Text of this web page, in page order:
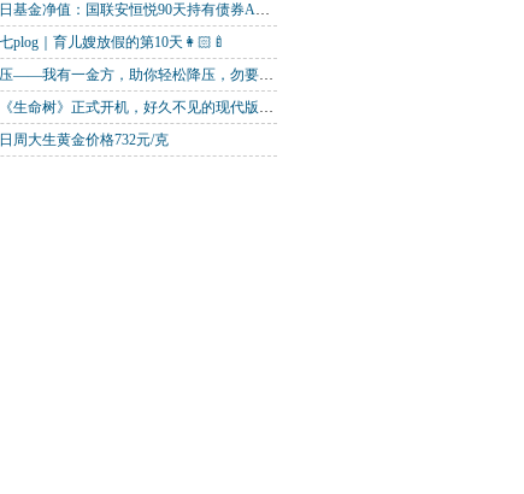
8月7日基金净值：国联安恒悦90天持有债券A最新净值1.0877，涨0.01%
plog｜育儿嫂放假的第10天👩🏻‍🍼
高血压——我有一金方，助你轻松降压，勿要错过
杨紫《生命树》正式开机，好久不见的现代版紫妹
周大生黄金价格732元/克